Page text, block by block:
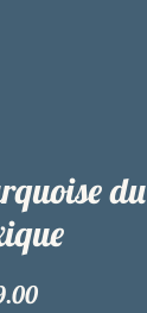
du
Price